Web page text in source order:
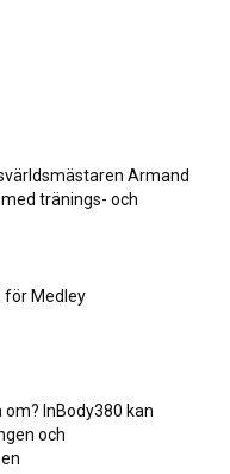
Armand
tränings- och
för Medley
InBody380 kan
och